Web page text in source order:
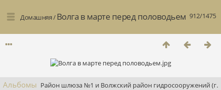
912/1475
Домашняя/Волга в марте перед половодьем
Альбомы Район шлюза №1 и Волжский район гидросооружений (г.